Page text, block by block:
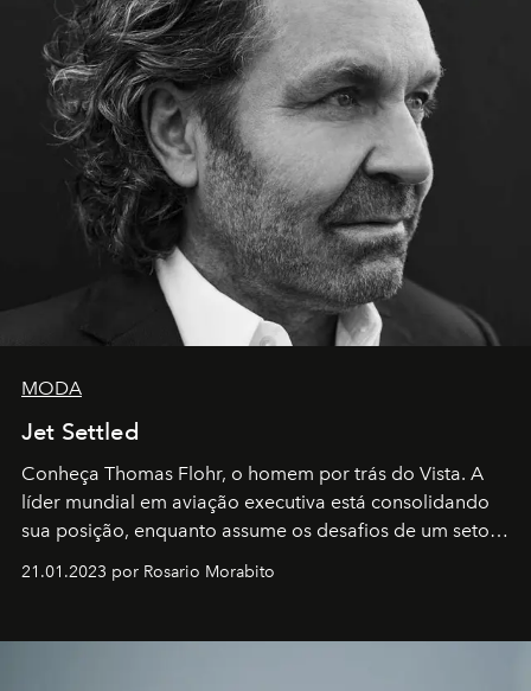
MODA
Jet Settled
Conheça Thomas Flohr, o homem por trás do Vista. A
líder mundial em aviação executiva está consolidando
sua posição, enquanto assume os desafios de um setor
em rápida evolução e redefinindo o conceito de luxo
21.01.2023 por Rosario Morabito